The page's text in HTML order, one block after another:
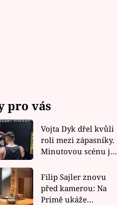
pro vás
Vojta Dyk dřel kvůli
roli mezi zápasníky.
Minutovou scénu jel
Filip Sajler znovu
před kamerou: Na
Primě ukáže